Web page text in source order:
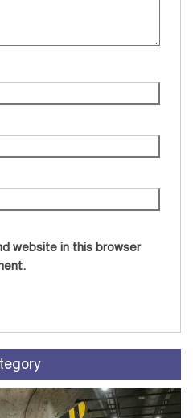
website in this browser